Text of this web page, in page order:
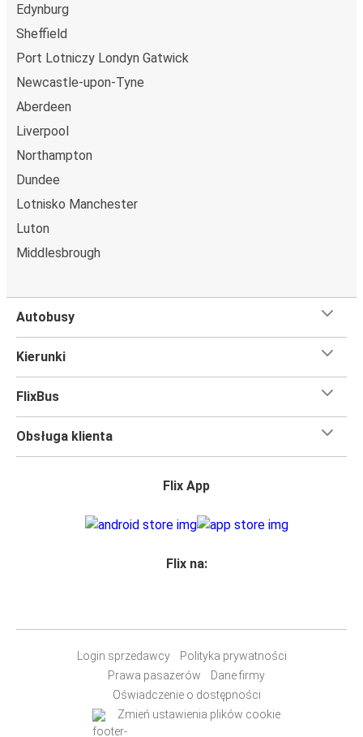
Edynburg
Sheffield
Port Lotniczy Londyn Gatwick
Newcastle-upon-Tyne
Aberdeen
Liverpool
Northampton
Dundee
Lotnisko Manchester
Luton
Middlesbrough
Autobusy
Kierunki
FlixBus
Obsługa klienta
Flix App
Flix na:
Login sprzedawcy
Polityka prywatności
Prawa pasażerów
Dane firmy
Oświadczenie o dostępności
Zmień ustawienia plików cookie